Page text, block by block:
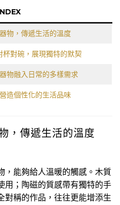
物，傳遞生活的溫度
對碗，展現獨特的默契
物融入日常的多樣需求
造個性化的生活品味
，傳遞生活的溫度
，能夠給人溫暖的觸感。木質
用；陶磁的質感帶有獨特的手
對稱的作品，往往更能增添生